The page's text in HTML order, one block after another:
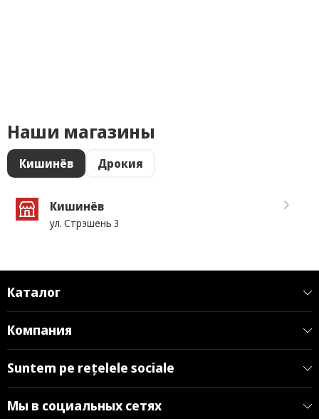
Наши магазины
Кишинёв Дрокия
Кишинёв
ул. Стрэшень 3
Каталог
Компания
Suntem pe rețelele sociale
Мы в социальных сетях